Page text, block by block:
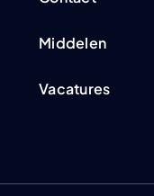
Middelen
Vacatures